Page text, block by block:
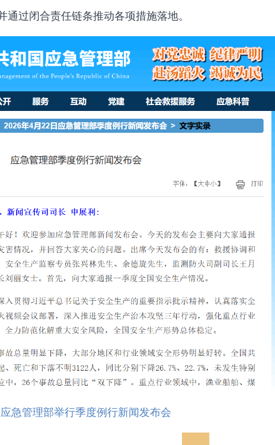
过闭合责任链条推动各项措施落地。
急管理部举行季度例行新闻发布会